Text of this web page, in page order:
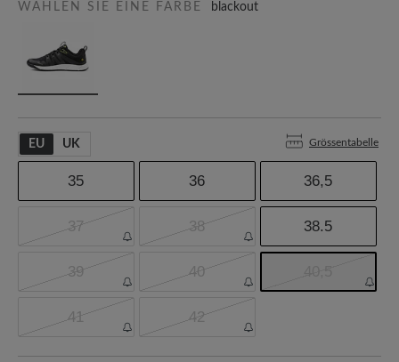
WÄHLEN SIE EINE FARBE blackout
EU UK Grössentabelle
35 36 36,5
37 38 38.5
39 40
41 42